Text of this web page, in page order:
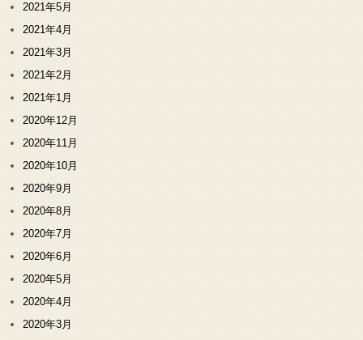
2021年5月
2021年4月
2021年3月
2021年2月
2021年1月
2020年12月
2020年11月
2020年10月
2020年9月
2020年8月
2020年7月
2020年6月
2020年5月
2020年4月
2020年3月